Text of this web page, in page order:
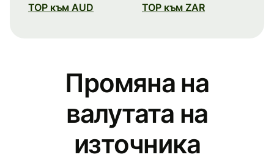
TOP към AUD TOP към ZAR
Промяна на
валутата на
източника